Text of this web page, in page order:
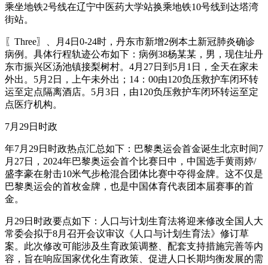
乘坐地铁2号线在辽宁中医药大学站换乘地铁10号线到达塔湾
街站。
〖Three〗、月4日0-24时，丹东市新增2例本土新冠肺炎确诊
病例。具体行程轨迹公布如下：病例38杨某某，男，现住址丹
东市振兴区汤池镇接梨树村。4月27日到5月1日，全天在家未
外出。5月2日，上午未外出；14：00由120负压救护车闭环转
运至定点隔离酒店。5月3日，由120负压救护车闭环转运至定
点医疗机构。
7月29日时政
年7月29日时政热点汇总如下：巴黎奥运会首金诞生北京时间7
月27日，2024年巴黎奥运会首个比赛日中，中国选手黄雨婷/
盛李豪在射击10米气步枪混合团体比赛中夺得金牌。这不仅是
巴黎奥运会的首枚金牌，也是中国体育代表团本届赛事的首
金。
月29日时政要点如下：人口与计划生育法将迎来修改全国人大
常委会拟于8月召开会议审议《人口与计划生育法》修订草
案。此次修改可能涉及生育政策调整、配套支持措施完善等内
容，旨在响应国家优化生育政策、促进人口长期均衡发展的需